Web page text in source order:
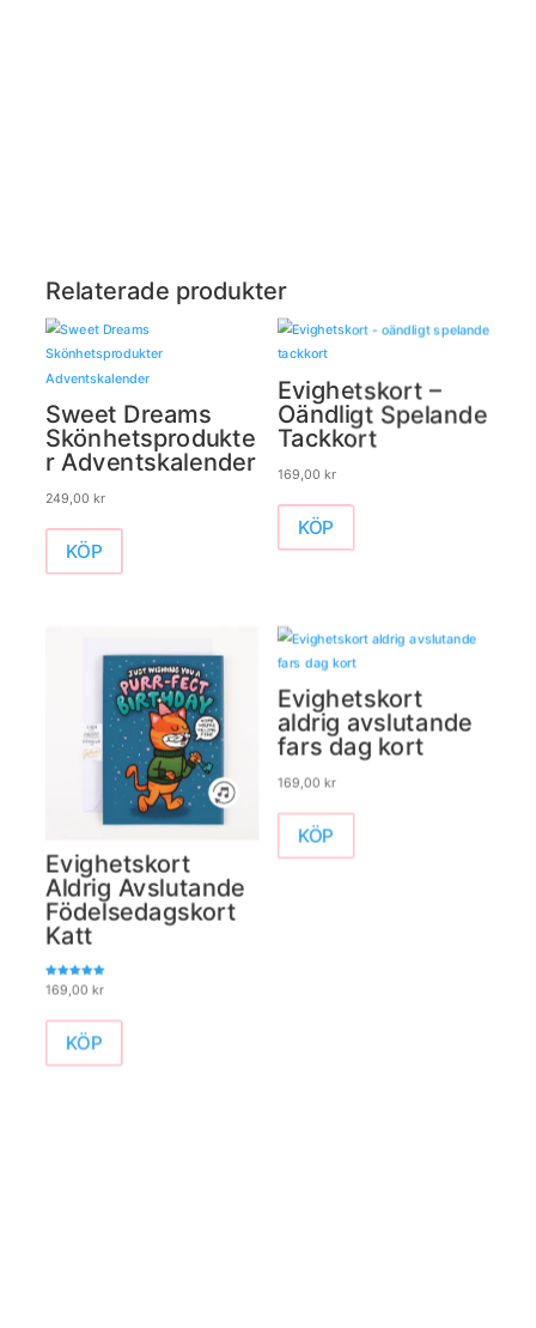
Relaterade produkter
Sweet Dreams
Skönhetsprodukte
r Adventskalender
249,00 kr
KÖP
Evighetskort –
Oändligt Spelande
Tackkort
169,00 kr
KÖP
Evighetskort
Aldrig Avslutande
Födelsedagskort
Katt
Betygsatt
5.00
169,00 kr
KÖP
Evighetskort
aldrig avslutande
fars dag kort
169,00 kr
KÖP